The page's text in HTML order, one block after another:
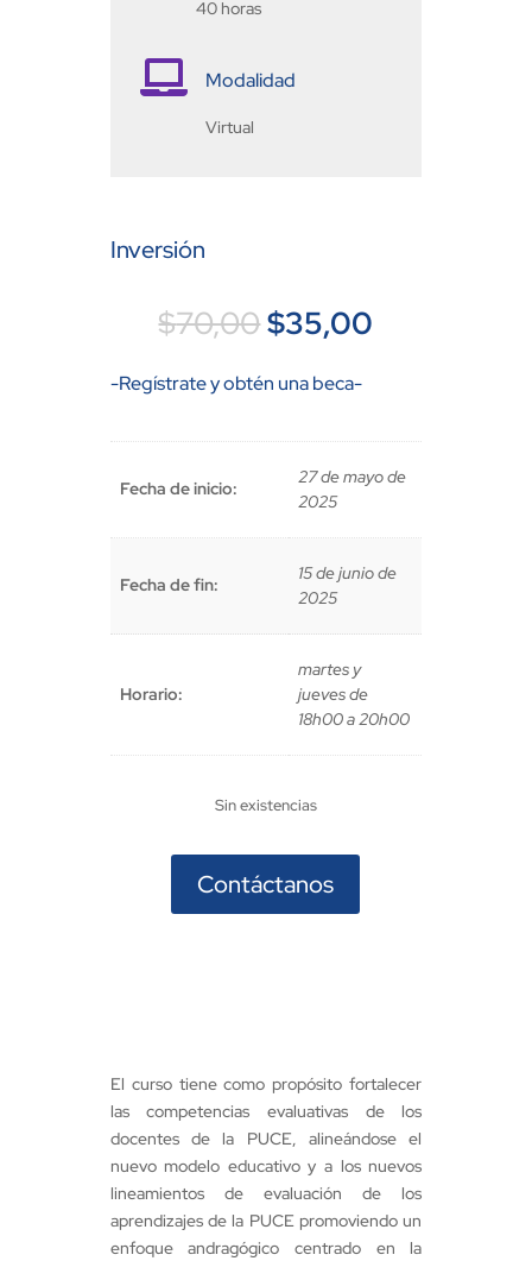
40 horas
 Modalidad
Virtual
Inversión
$70,00El
precio
original
era:
$70,00.
$35,00
$35,00.
-Regístrate y obtén una beca-
Fecha de inicio:
27 de mayo de
2025
Fecha de fin:
15 de junio de
2025
Horario:
martes y
jueves de
18h00 a 20h00
Sin existencias
Contáctanos
El curso tiene como propósito fortalecer
las competencias evaluativas de los
docentes de la PUCE, alineándose el
nuevo modelo educativo y a los nuevos
lineamientos de evaluación de los
aprendizajes de la PUCE promoviendo un
enfoque andragógico centrado en la